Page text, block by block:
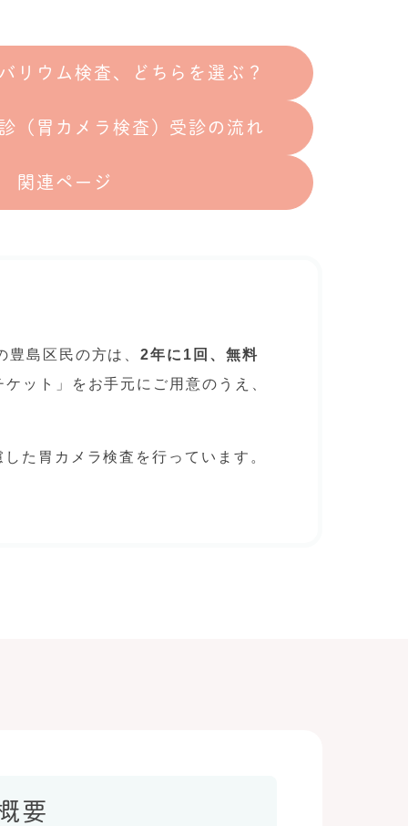
リウム検査、どちらを選ぶ？
（胃カメラ検査）受診の流れ
関連ページ
豊島区民の方は、2年に1回、無料
ット」をお手元にご用意のうえ、
た胃カメラ検査を行っています。
要